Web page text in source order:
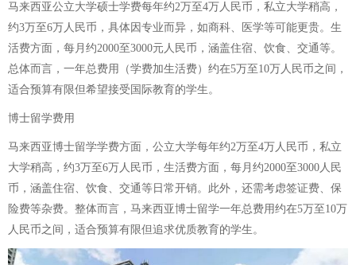
马来西亚公立大学硕士学费每年约2万至4万人民币，私立大学稍高，
约3万至6万人民币，具体因专业而异，如商科、医学等可能更贵。生
活费方面，每月约2000至3000元人民币，涵盖住宿、饮食、交通等。
总体而言，一年总费用（学费加生活费）约在5万至10万人民币之间，
适合预算有限但希望接受国际教育的学生。
博士留学费用
马来西亚博士留学学费方面，公立大学每年约2万至4万人民币，私立
大学稍高，约3万至6万人民币，生活费方面，每月约2000至3000人民
币，涵盖住宿、饮食、交通等日常开销。此外，还需考虑签证费、保
险费等杂费。整体而言，马来西亚博士留学一年总费用约在5万至10万
人民币之间，适合预算有限但追求优质教育的学生。